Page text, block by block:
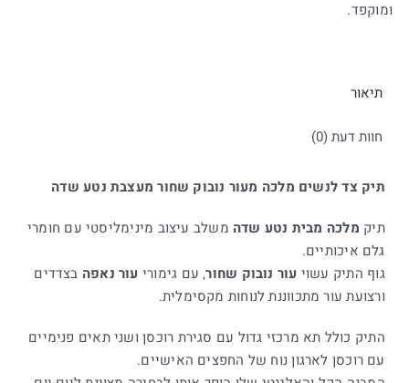
ומוקפד.
תיאור
חוות דעת (0)
תיק צד לנשים מלכה מעור נובוק שחור מעצבת נטע שדה
תיק מלכה מבית נטע שדה משלב עיצוב מינימליסטי עם חומרי
גלם איכותיים.
גוף התיק עשוי עור נובוק שחור, עם גימורי עור נאפה בצדדים
ורצועת עור מתכווננת לנוחות מקסימלית.
התיק כולל תא מרכזי גדול עם סגירת רוכסן ושני תאים פנימיים
עם רוכסן לארגון נוח של החפצים האישיים.